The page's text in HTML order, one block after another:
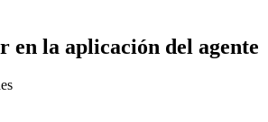
en la aplicación del agente